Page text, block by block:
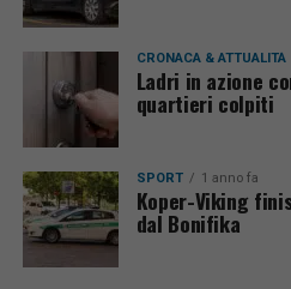
CRONACA & ATTUALITÀ
Ladri in azione
quartieri colpiti
SPORT 1 anno fa
Koper-Viking
dal Bonifika